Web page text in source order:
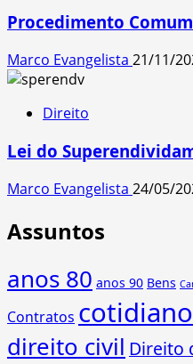
Procedimento
Marco Evangelista 21/11/
Direito
Lei do
Marco Evangelista 24/05/
Assuntos
anos 80 anos 90 Bens
Contratos cotidiano
direito civil Direito